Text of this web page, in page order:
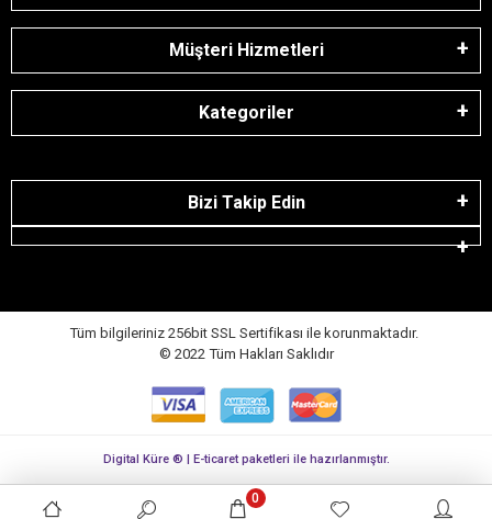
Müşteri Hizmetleri
Kategoriler
Bizi Takip Edin
Tüm bilgileriniz 256bit SSL Sertifikası ile korunmaktadır.
© 2022 Tüm Hakları Saklıdır
0
Digital Küre ® | E-ticaret paketleri ile hazırlanmıştır.